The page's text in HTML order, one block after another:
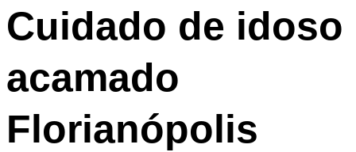
Cuidado de idoso
acamado
Florianópolis